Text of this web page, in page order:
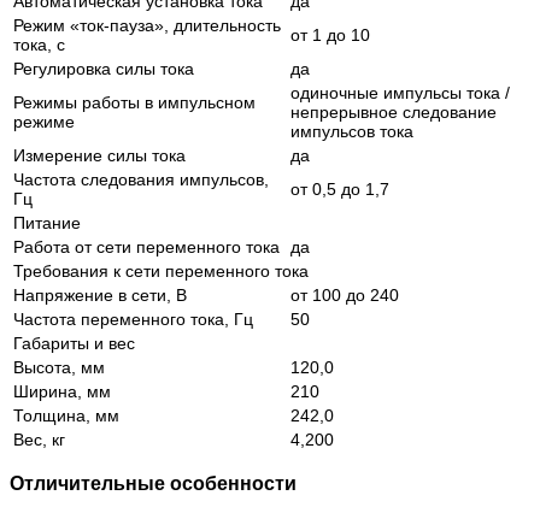
Режим «ток-пауза», длительность
тока, с
от 1 до 10
Регулировка силы тока
да
Режимы работы в импульсном
режиме
одиночные импульсы тока /
непрерывное следование
импульсов тока
Измерение силы тока
да
Частота следования импульсов,
Гц
от 0,5 до 1,7
Питание
Работа от сети переменного тока
да
Требования к сети переменного тока
Напряжение в сети, В
от 100 до 240
Частота переменного тока, Гц
50
Габариты и вес
Высота, мм
120,0
Ширина, мм
210
Толщина, мм
242,0
Вес, кг
4,200
Отличительные особенности